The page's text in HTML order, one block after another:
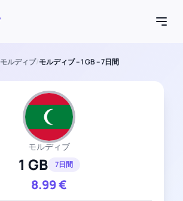
モルディブ/モルディブ – 1 GB – 7日間
モルディブ
1 GB 7日間
8.99€